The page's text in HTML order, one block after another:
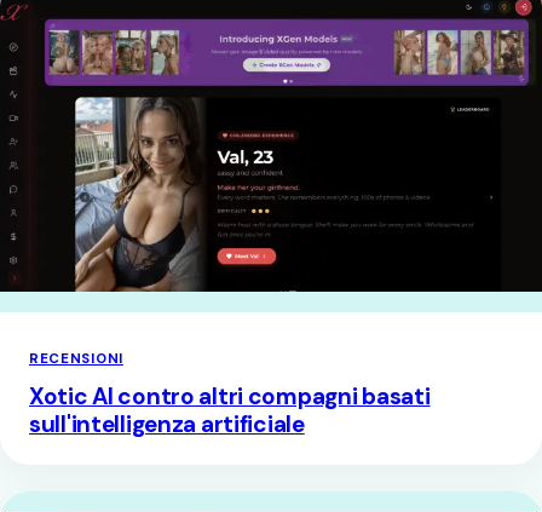
RECENSIONI
Xotic AI contro altri compagni basati
sull'intelligenza artificiale